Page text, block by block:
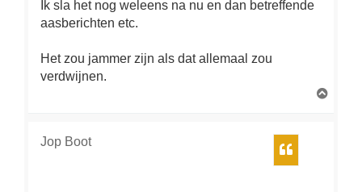
Ik sla het nog weleens na nu en dan betreffende
aasberichten etc.
Het zou jammer zijn als dat allemaal zou
verdwijnen.
Jop Boot
Citeer